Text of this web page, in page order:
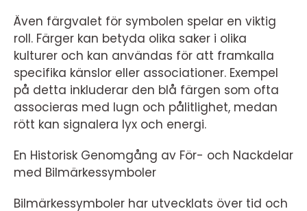
Även färgvalet för symbolen spelar en viktig
roll. Färger kan betyda olika saker i olika
kulturer och kan användas för att framkalla
specifika känslor eller associationer. Exempel
på detta inkluderar den blå färgen som ofta
associeras med lugn och pålitlighet, medan
rött kan signalera lyx och energi.
En Historisk Genomgång av För- och Nackdelar
med Bilmärkessymboler
Bilmärkessymboler har utvecklats över tid och